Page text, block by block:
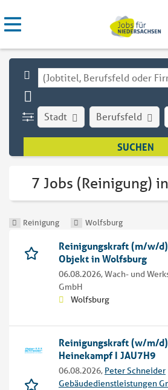
Stadt Berufsfeld
7 Jobs (Reinigung)
Reinigung Wolfsburg
Reinigungskraft (m/w/
Objekt in Wolfsburg
06.08.2026,Wach- und
GmbH
Wolfsburg
Reinigungskraft (w/m/
Heinekampf I JAU7H9
06.08.2026, Peter Schneider
Gebäudedienstleistungen